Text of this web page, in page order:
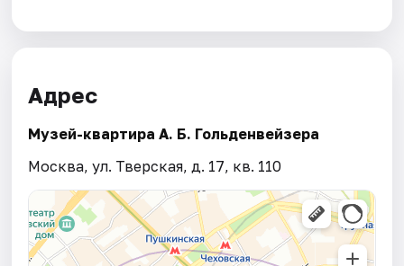
Адрес
Музей-квартира А. Б. Гольденвейзера
Москва, ул. Тверская, д. 17, кв. 110